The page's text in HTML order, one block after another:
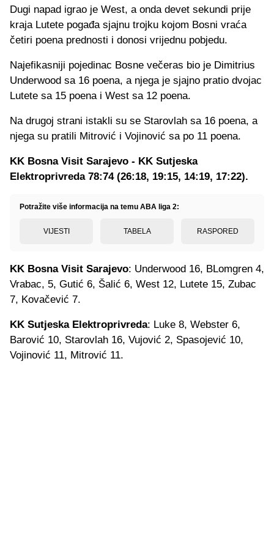
Dugi napad igrao je West, a onda devet sekundi prije
kraja Lutete pogađa sjajnu trojku kojom Bosni vraća
četiri poena prednosti i donosi vrijednu pobjedu.
Najefikasniji pojedinac Bosne večeras bio je Dimitrius
Underwood sa 16 poena, a njega je sjajno pratio dvojac
Lutete sa 15 poena i West sa 12 poena.
Na drugoj strani istakli su se Starovlah sa 16 poena, a
njega su pratili Mitrović i Vojinović sa po 11 poena.
KK Bosna Visit Sarajevo - KK Sutjeska
Elektroprivreda 78:74 (26:18, 19:15, 14:19, 17:22).
Potražite više informacija na temu ABA liga 2:
VIJESTI TABELA RASPORED
KK Bosna Visit Sarajevo: Underwood 16, BLomgren 4,
Vrabac, 5, Gutić 6, Šalić 6, West 12, Lutete 15, Zubac
7, Kovačević 7.
KK Sutjeska Elektroprivreda: Luke 8, Webster 6,
Barović 10, Starovlah 16, Vujović 2, Spasojević 10,
Vojinović 11, Mitrović 11.